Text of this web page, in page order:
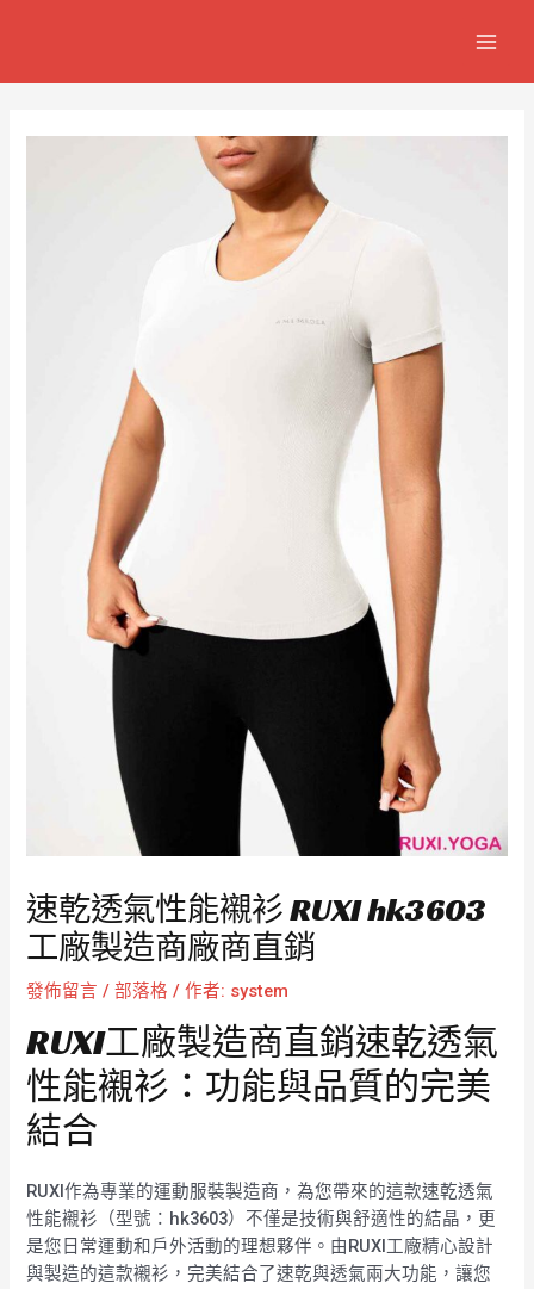
速乾透氣性能襯衫 RUXI hk3603
工廠製造商廠商直銷
發佈留言 /部落格 / 作者: system
RUXI工廠製造商直銷速乾透氣
性能襯衫：功能與品質的完美
結合
RUXI作為專業的運動服裝製造商，為您帶來的這款速乾透氣
性能襯衫（型號：hk3603）不僅是技術與舒適性的結晶，更
是您日常運動和戶外活動的理想夥伴。由RUXI工廠精心設計
與製造的這款襯衫，完美結合了速乾與透氣兩大功能，讓您